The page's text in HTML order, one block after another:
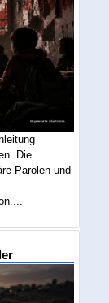
Die
Parolen und